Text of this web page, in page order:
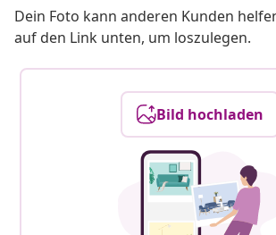
Dein Foto kann anderen Kunden
auf den Link unten, um loszulegen.
Bild hochladen